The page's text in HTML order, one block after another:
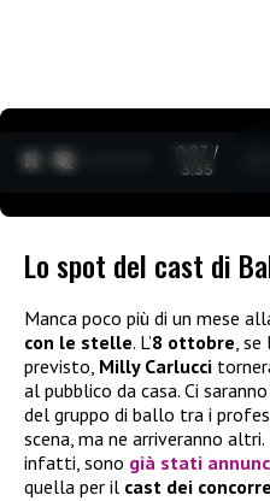
0:27 /
3:35
Lo spot del cast di
Manca poco più di un mese
con le stelle. L’8 ottobre, se
previsto, Milly Carlucci
al pubblico da casa. Ci
del gruppo di ballo tra i
scena, ma ne arriveranno altri.
infatti, sono già stati
quella per il cast dei